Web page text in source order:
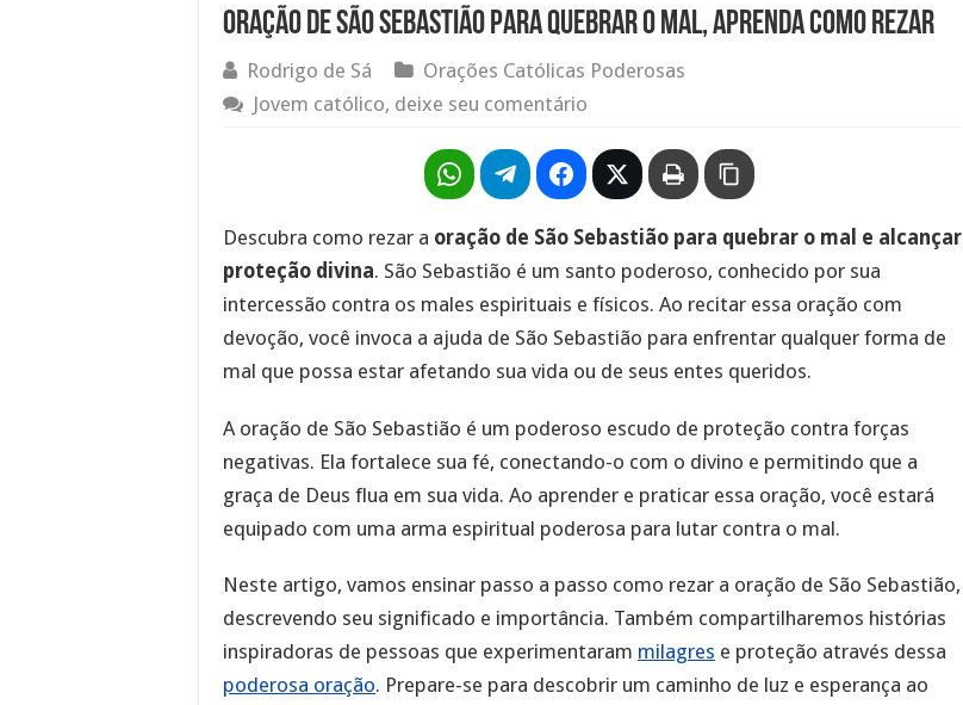
Oração de São Sebastião para quebrar o mal, aprenda como rezar
Rodrigo de Sá
Orações Católicas Poderosas
Jovem católico, deixe seu comentário
Descubra como rezar a oração de São Sebastião para quebrar o mal e alcançar
proteção divina. São Sebastião é um santo poderoso, conhecido por sua
intercessão contra os males espirituais e físicos. Ao recitar essa oração com
devoção, você invoca a ajuda de São Sebastião para enfrentar qualquer forma de
mal que possa estar afetando sua vida ou de seus entes queridos.
A oração de São Sebastião é um poderoso escudo de proteção contra forças
negativas. Ela fortalece sua fé, conectando-o com o divino e permitindo que a
graça de Deus flua em sua vida. Ao aprender e praticar essa oração, você estará
equipado com uma arma espiritual poderosa para lutar contra o mal.
Neste artigo, vamos ensinar passo a passo como rezar a oração de São Sebastião,
descrevendo seu significado e importância. Também compartilharemos histórias
inspiradoras de pessoas que experimentaram milagres e proteção através dessa
poderosa oração. Prepare-se para descobrir um caminho de luz e esperança ao